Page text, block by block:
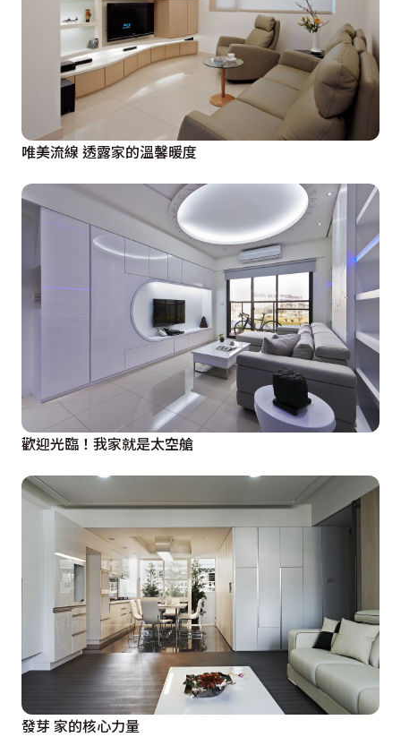
唯美流線 透露家的溫馨暖度
歡迎光臨！我家就是太空艙
發芽 家的核心力量